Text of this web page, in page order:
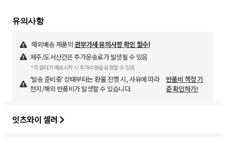
유의사항
해외배송 제품의 관부가세 유의사항 확인 필수!
제주/도서산간은 추가운송료가 발생될 수 있음
*각 셀러가 배송시작 시 추가비용을 요청할 수 있음
'발송 준비중' 상태부터는 환불 진행 시, 사유에 따라
현지/해외 반품비가 발생할 수 있습니다.
반품비 책정 기
준 확인하기!
잇츠와이 셀러